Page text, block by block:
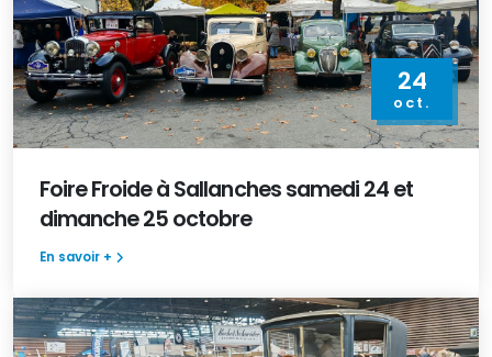
24
oct.
Foire Froide à Sallanches samedi 24 et
dimanche 25 octobre
En savoir +